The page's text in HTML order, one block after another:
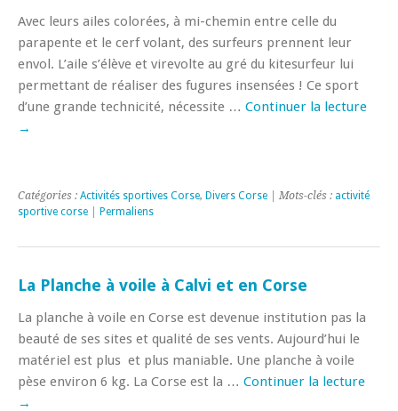
Avec leurs ailes colorées, à mi-chemin entre celle du
parapente et le cerf volant, des surfeurs prennent leur
envol. L’aile s’élève et virevolte au gré du kitesurfeur lui
permettant de réaliser des fugures insensées ! Ce sport
d’une grande technicité, nécessite … Continuer la lecture
→
Catégories : Activités sportives Corse, Divers Corse | Mots-clés : activité
sportive corse
Permaliens
La Planche à voile à Calvi et en Corse
La planche à voile en Corse est devenue institution pas la
beauté de ses sites et qualité de ses vents. Aujourd’hui le
matériel est plus et plus maniable. Une planche à voile
pèse environ 6 kg. La Corse est la … Continuer la lecture
→